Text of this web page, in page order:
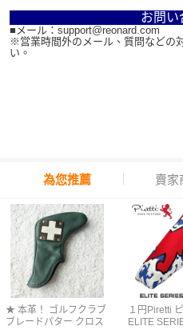
お問い
■メール：support@reonard.com
※営業時間外のメール、質問などの
い。
為您推薦 賣家
★ 本革！ ゴルフクラブ
ブレードパター クロス
１円Piretti
ELITE